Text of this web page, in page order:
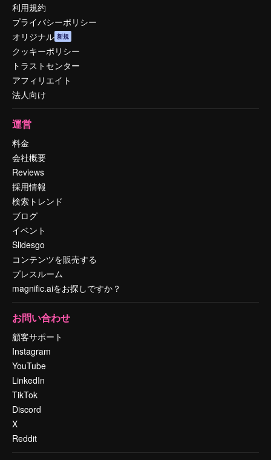
利用規約
プライバシーポリシー
オリジナル 新規
クッキーポリシー
トラストセンター
アフィリエイト
法人向け
運営
料金
会社概要
Reviews
採用情報
検索トレンド
ブログ
イベント
Slidesgo
コンテンツを販売する
プレスルーム
magnific.aiをお探しですか？
お問い合わせ
顧客サポート
Instagram
YouTube
LinkedIn
TikTok
Discord
X
Reddit